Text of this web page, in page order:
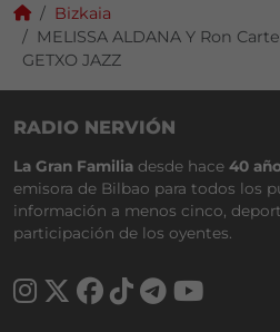
Bizkaia
MELISSA ALDANA Y Ron
GETXO JAZZ
RADIO NERVIÓN
La Gran Familia desde hace 40
emisora de Bilbao para todos los
información a menos cinco,
participación de los oyentes.